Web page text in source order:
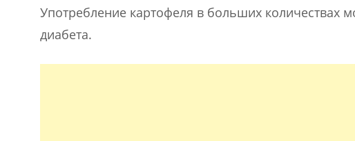
Употребление картофеля в больших количествах
диабета.